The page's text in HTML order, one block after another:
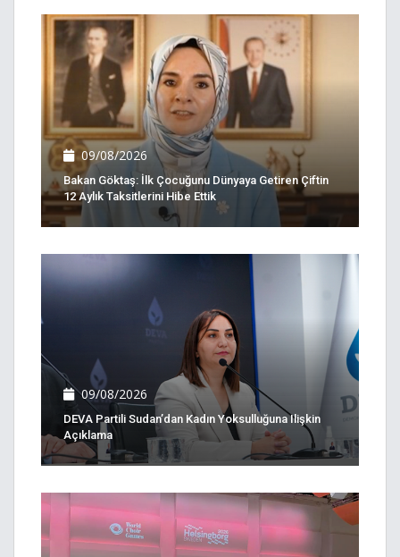
09/08/2026
Bakan Göktaş: İlk Çocuğunu Dünyaya Getiren Çiftin
12 Aylık Taksitlerini Hibe Ettik
09/08/2026
DEVA Partili Sudan’dan Kadın Yoksulluğuna Ilişkin
Açıklama